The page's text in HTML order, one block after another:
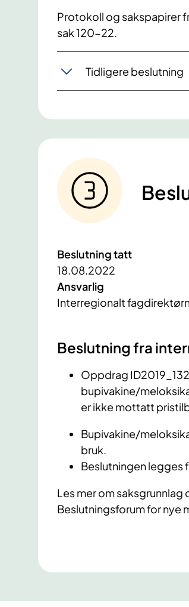
Protokoll og sakspapirer
sak 120-22.
Tidligere beslutning
Beslutning tatt
18.08.2022
Ansvarlig
Interregionalt
​Beslutning fra
Oppdrag
bupivakine/
er ikke mottatt
Bupivakine/
bruk.
Beslutningen legges
Les mer om saksgrunnlag
Beslutningsforum for nye